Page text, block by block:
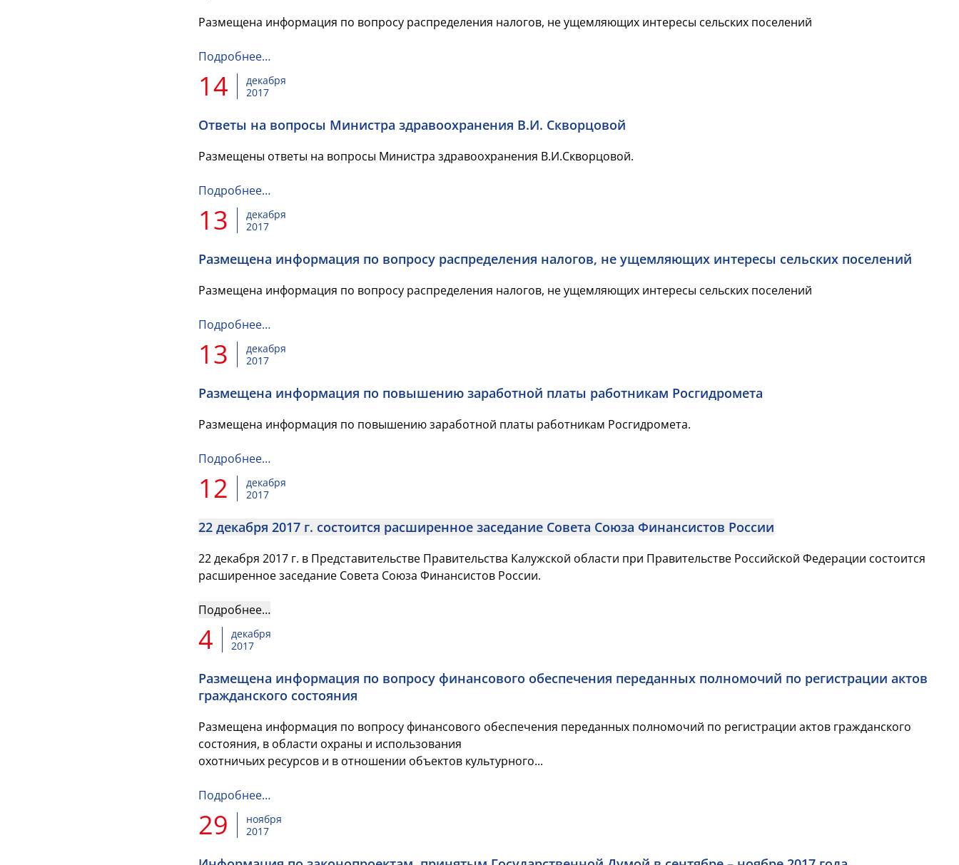
Размещена информация по вопросу распределения налогов, не ущемляющих интересы сельских поселений
Подробнее…
14
декабря
2017
Ответы на вопросы Министра здравоохранения В.И. Скворцовой
Размещены ответы на вопросы Министра здравоохранения В.И.Скворцовой.
Подробнее…
13
декабря
2017
Размещена информация по вопросу распределения налогов, не ущемляющих интересы сельских поселений
Размещена информация по вопросу распределения налогов, не ущемляющих интересы сельских поселений
Подробнее…
13
декабря
2017
Размещена информация по повышению заработной платы работникам Росгидромета
Размещена информация по повышению заработной платы работникам Росгидромета.
Подробнее…
12
декабря
2017
22 декабря 2017 г. состоится расширенное заседание Совета Союза Финансистов России
22 декабря 2017 г. в Представительстве Правительства Калужской области при Правительстве Российской Федерации состоится
расширенное заседание Совета Союза Финансистов России.
Подробнее…
4
декабря
2017
Размещена информация по вопросу финансового обеспечения переданных полномочий по регистрации актов
гражданского состояния
Размещена информация по вопросу финансового обеспечения переданных полномочий по регистрации актов гражданского
состояния, в области охраны и использования
охотничьих ресурсов и в отношении объектов культурного...
Подробнее…
29
ноября
2017